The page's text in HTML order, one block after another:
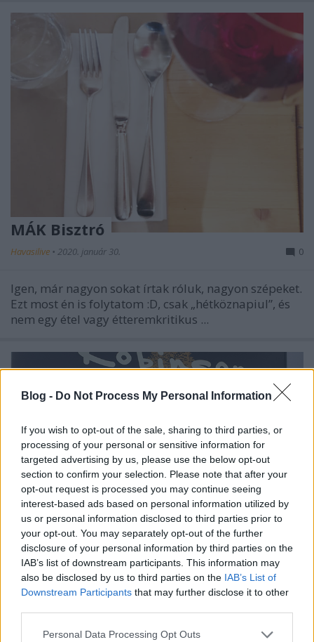
Blog - Do Not Process My Personal Information
If you wish to opt-out of the sale, sharing to third parties, or
processing of your personal or sensitive information for
targeted advertising by us, please use the below opt-out
section to confirm your selection. Please note that after your
opt-out request is processed you may continue seeing
interest-based ads based on personal information utilized by
us or personal information disclosed to third parties prior to
your opt-out. You may separately opt-out of the further
disclosure of your personal information by third parties on the
IAB’s list of downstream participants. This information may
also be disclosed by us to third parties on the IAB’s List of
Downstream Participants that may further disclose it to other
Please note that this website/app uses one or more Google
Personal Data Processing Opt Outs
MÁK Bisztró
Havasilive • 2020. január 30. 0
Igen, már nagyon sokat írtak róluk, nagyon szépeket.
Ezt most én is folytatom :D, csak „hétköznapiul”, és
nem egy étel vagy étteremkritikus ...
Robinson - a ligeti tó szigetén
Havasilive•2020. január 09.